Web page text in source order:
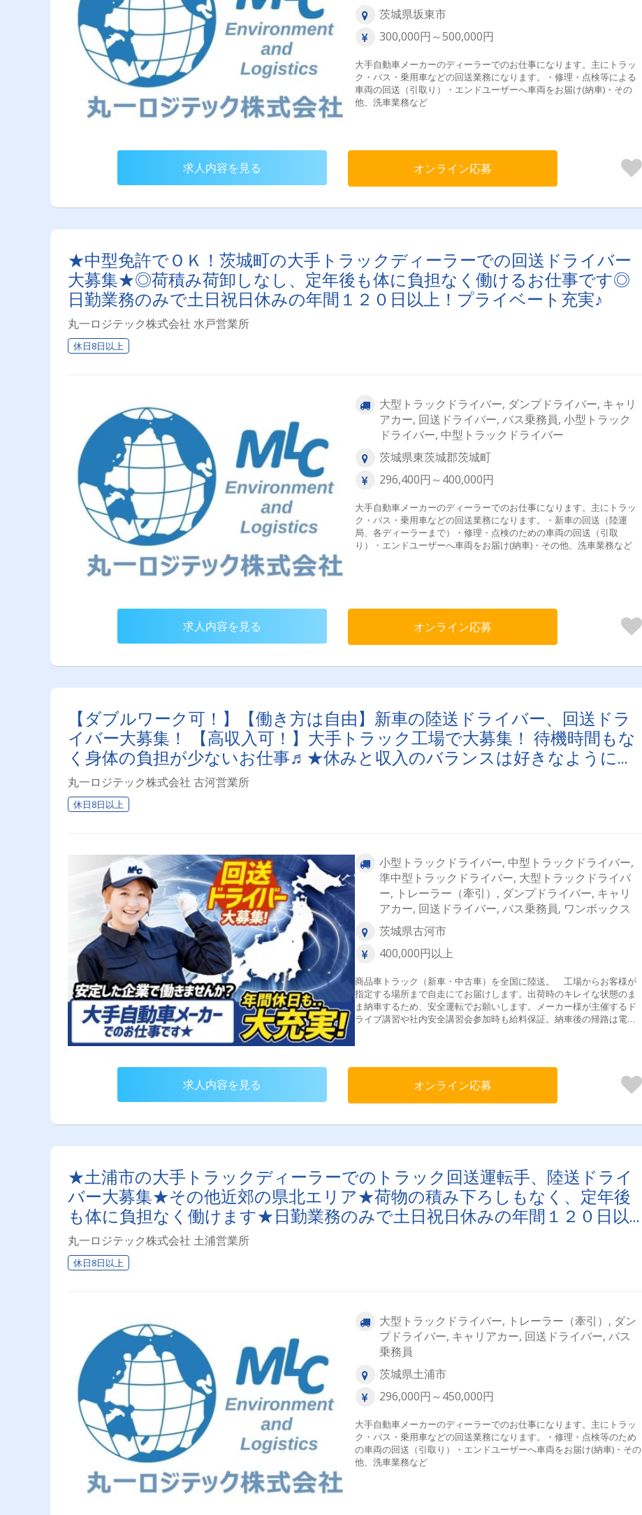
茨城県坂東市
300,000円～500,000円
大手自動車メーカーのディーラーでのお仕事になります。主にトラッ
ク・バス・乗用車などの回送業務になります。・修理・点検等による
車両の回送（引取り）・エンドユーザーへ車両をお届け(納車)・その
他、洗車業務など
求人内容を見る オンライン応募
★中型免許でＯＫ！茨城町の大手トラックディーラーでの回送ドライバー
大募集★◎荷積み荷卸しなし、定年後も体に負担なく働けるお仕事です◎
日勤業務のみで土日祝日休みの年間１２０日以上！プライベート充実♪
丸一ロジテック株式会社 水戸営業所
休日8日以上
大型トラックドライバー, ダンプドライバー, キャリ
アカー, 回送ドライバー, バス乗務員, 小型トラック
ドライバー, 中型トラックドライバー
茨城県東茨城郡茨城町
296,400円～400,000円
大手自動車メーカーのディーラーでのお仕事になります。主にトラッ
ク・バス・乗用車などの回送業務になります。・新車の回送（陸運
局、各ディーラーまで）・修理・点検のための車両の回送（引取
り）・エンドユーザーへ車両をお届け(納車)・その他、洗車業務など
求人内容を見る オンライン応募
【ダブルワーク可！】【働き方は自由】新車の陸送ドライバー、回送ドラ
イバー大募集！ 【高収入可！】大手トラック工場で大募集！ 待機時間もな
く身体の負担が少ないお仕事♬★休みと収入のバランスは好きなように選
べます★
丸一ロジテック株式会社 古河営業所
休日8日以上
小型トラックドライバー, 中型トラックドライバー,
準中型トラックドライバー, 大型トラックドライバ
ー, トレーラー（牽引）, ダンプドライバー, キャリ
アカー, 回送ドライバー, バス乗務員, ワンボックス
茨城県古河市
400,000円以上
商品車トラック（新車・中古車）を全国に陸送。 工場からお客様が
指定する場所まで自走にてお届けします。出荷時のキレイな状態のま
ま納車するため、安全運転でお願いします。メーカー様が主催するド
ライブ講習や社内安全講習会参加時も給料保証。納車後の帰路は電車/
月にISO39001の活動範囲に古河営業所を追加登録しました。今後も交
後とも倍旧の御愛好を賜りますよう宜しくお願い申し上げます。
求人内容を見る オンライン応募
★土浦市の大手トラックディーラーでのトラック回送運転手、陸送ドライ
バー大募集★その他近郊の県北エリア★荷物の積み下ろしもなく、定年後
も体に負担なく働けます★日勤業務のみで土日祝日休みの年間１２０日以
上！プライベート充実♪
丸一ロジテック株式会社 土浦営業所
休日8日以上
大型トラックドライバー, トレーラー（牽引）, ダン
プドライバー, キャリアカー, 回送ドライバー, バス
乗務員
茨城県土浦市
296,000円～450,000円
大手自動車メーカーのディーラーでのお仕事になります。主にトラッ
ク・バス・乗用車などの回送業務になります。・修理・点検等のため
の車両の回送（引取り）・エンドユーザーへ車両をお届け(納車)・その
他、洗車業務など